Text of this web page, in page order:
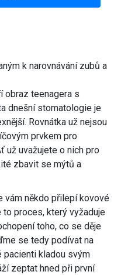
k narovnávání zubů a
obraz teenagera s
dnešní stomatologie je
Rovnátka už nejsou
prvkem pro
už uvažujete o nich pro
zbavit se mýtů a
vám někdo přilepí kovové
proces, který vyžaduje
toho, co se děje
se tedy podívat na
pacienti kladou svým
zeptat hned při první